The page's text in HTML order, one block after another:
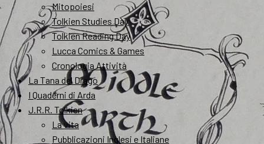
Mitopoiesi
Tolkien Studies Day
Tolkien Reading Day
Lucca Comics & Games
Cronologia Attività
La Tana del Drago
I Quaderni di Arda
J.R.R. Tolkien
La vita
Pubblicazioni Inglesi e Italiane